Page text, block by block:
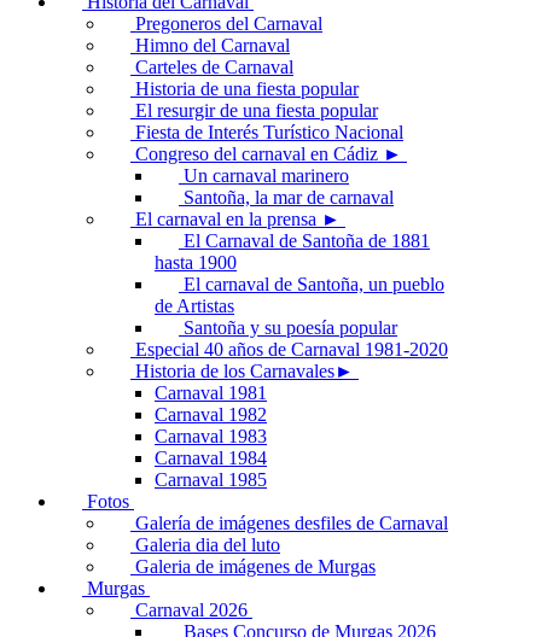
Pregoneros del Carnaval
Himno del Carnaval
Carteles de Carnaval
Historia de una fiesta popular
El resurgir de una fiesta popular
Fiesta de Interés Turístico Nacional
Congreso del carnaval en Cádiz ►
Un carnaval marinero
Santoña, la mar de carnaval
El carnaval en la prensa ►
El Carnaval de Santoña de 1881
hasta 1900
El carnaval de Santoña, un pueblo
de Artistas
Santoña y su poesía popular
Especial 40 años de Carnaval 1981-2020
Historia de los Carnavales►
Carnaval 1981
Carnaval 1982
Carnaval 1983
Carnaval 1984
Carnaval 1985
Fotos
Galería de imágenes desfiles de Carnaval
Galeria dia del luto
Galeria de imágenes de Murgas
Murgas
Carnaval 2026
Bases Concurso de Murgas 2026